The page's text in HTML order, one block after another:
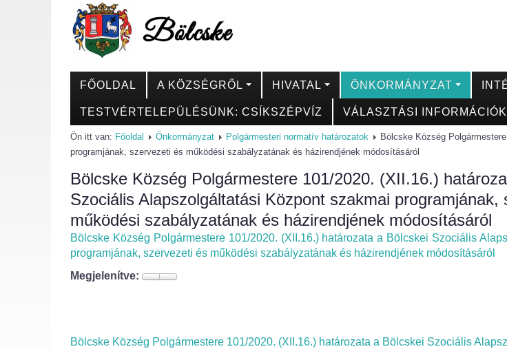
FŐOLDAL A KÖZSÉGRŐL HIVATAL ÖNKORMÁNYZAT
TESTVÉRTELEPÜLÉSÜNK: CSÍKSZÉPVÍZ VÁLASZTÁSI INFORMÁCIÓK
Ön itt van: Főoldal Önkormányzat Polgármesteri normatív határozatok
Bölcske Község
programjának, szervezeti és működési szabályzatának és házirendjének módosításáról
Bölcske Község Polgármestere 101/2020. (XII.16.)
Szociális Alapszolgáltatási Központ szakmai programjának,
működési szabályzatának és házirendjének módosításáról
Bölcske Község Polgármestere 101/2020. (XII.16.) határozata a Bölcskei Szociális
programjának, szervezeti és működési szabályzatának és házirendjének módosításáról
Megjelenítve:
Bölcske Község Polgármestere 101/2020. (XII.16.) határozata a Bölcskei Szociális